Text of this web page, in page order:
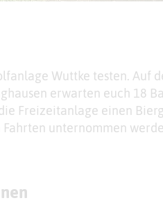
Wuttke testen. Auf
erwarten euch 18
Freizeitanlage einen
unternommen